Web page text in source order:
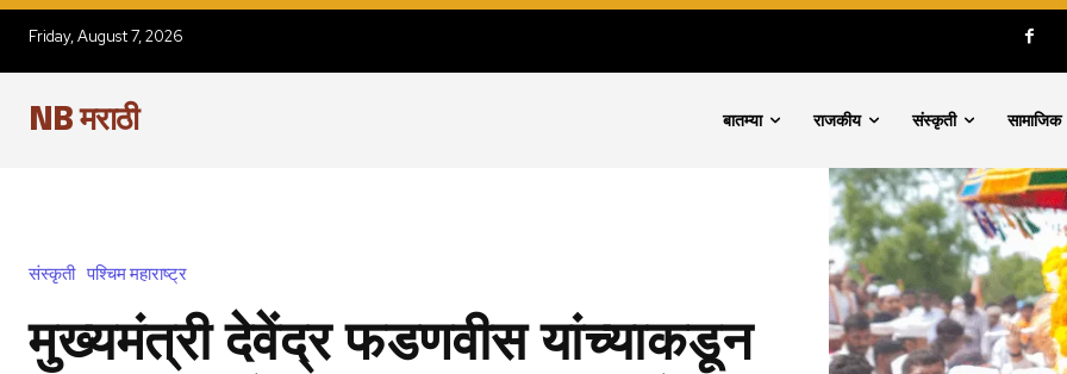
Friday, August 7, 2026
NB मराठी बातम्या राजकीय संस्कृती सामाजिक
संस्कृती पश्चिम महाराष्ट्र
मुख्यमंत्री देवेंद्र फडणवीस यांच्याकडून